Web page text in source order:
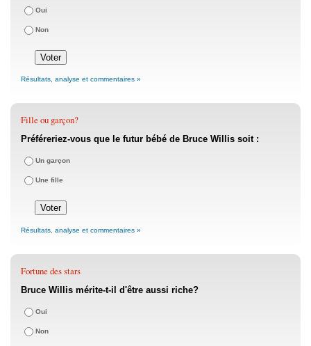
Oui
Non
Résultats, analyse et commentaires »
Fille ou garçon?
Préféreriez-vous que le futur bébé de Bruce Willis soit :
Un garçon
Une fille
Résultats, analyse et commentaires »
Fortune des stars
Bruce Willis mérite-t-il d'être aussi riche?
Oui
Non